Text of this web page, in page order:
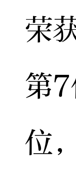
荣
第
位